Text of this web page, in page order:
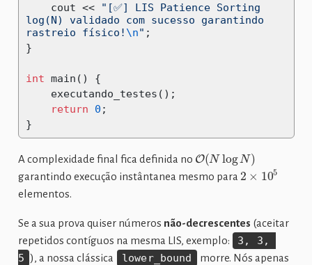
    cout
<<
"[✅] LIS Patience Sorting
log(N) validado com sucesso garantindo
rastreio físico! \n" ;
}
int main ()
{
    executando_testes
();
return
0 ;
}
A complexidade final fica definida no O(Nlog )
garantindo execução instântanea mesmo para 2 × 105
elementos.
Se a sua prova quiser números não-decrescentes (aceitar
repetidos contíguos na mesma LIS, exemplo:
3, 3,
5 ), a nossa clássica lower_bound
morre. Nós apenas